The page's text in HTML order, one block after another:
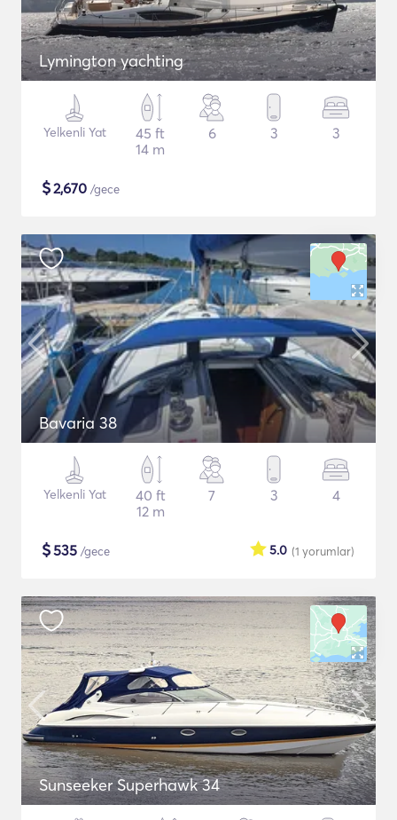
Lymington yachting
Yelkenli Yat
45 ft
14 m
6 3 3
$2,670 /gece
Bavaria 38
Yelkenli Yat
40 ft
12 m
7 3 4
$535 /gece (1 yorumlar)
5.0
Sunseeker Superhawk 34